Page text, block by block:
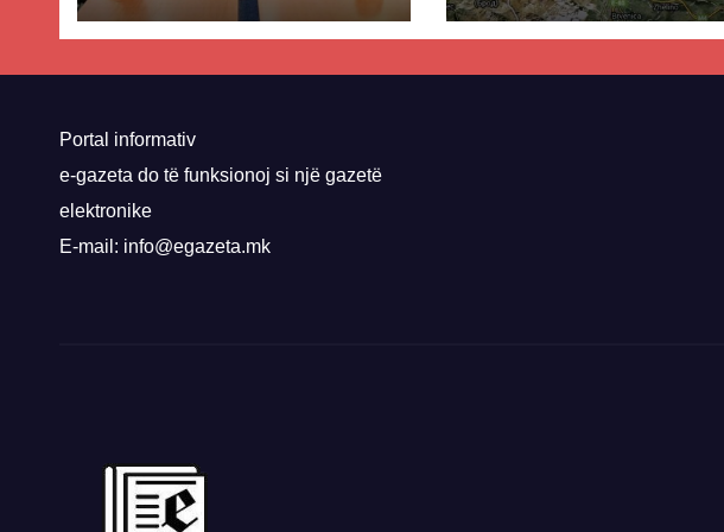
dhe Abdixhikut
projekti i tunelit,
komuna e
nis punimet për
Portal informativ
e-gazeta do të funksionoj si një gazetë
elektronike
E-mail: info@egazeta.mk